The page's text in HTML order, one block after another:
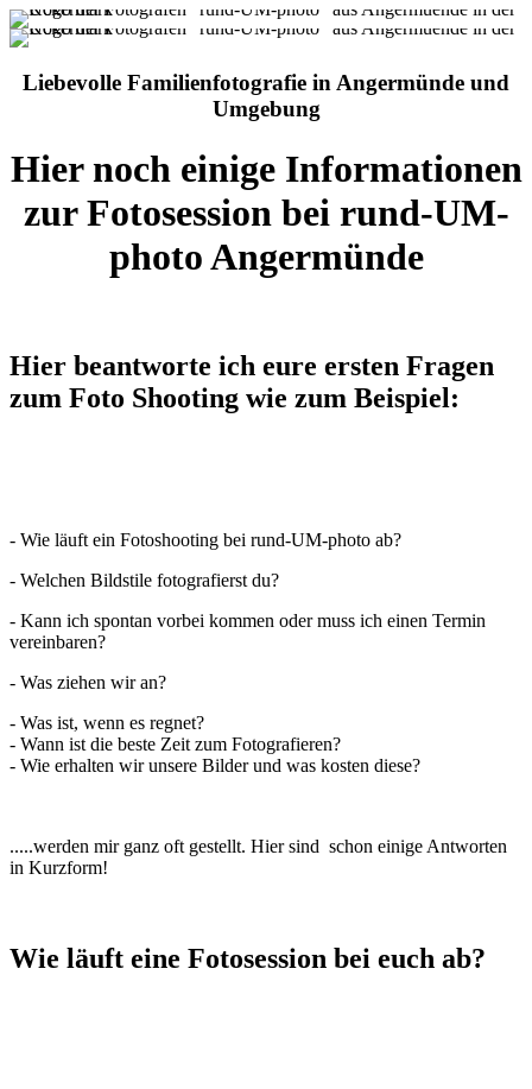
Liebevolle Familienfotografie in Angermünde und
Umgebung
Hier noch einige Informationen
zur Fotosession bei rund-UM-
photo Angermünde
Hier beantworte ich eure ersten Fragen
zum Foto Shooting wie zum Beispiel:
- Wie läuft ein Fotoshooting bei rund-UM-photo ab?
- Welchen Bildstile fotografierst du?
- Kann ich spontan vorbei kommen oder muss ich einen Termin
vereinbaren?
- Was ziehen wir an?
- Was ist, wenn es regnet?
- Wann ist die beste Zeit zum Fotografieren?
- Wie erhalten wir unsere Bilder und was kosten diese?
.....werden mir ganz oft gestellt. Hier sind schon einige Antworten
in Kurzform!
Wie läuft eine Fotosession bei euch ab?